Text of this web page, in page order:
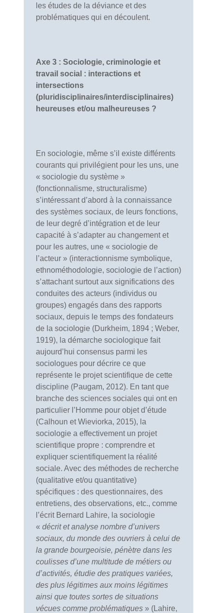
les études de la déviance et des
problématiques qui en découlent.
Axe 3 : Sociologie, criminologie et
travail social : interactions et
intersections
(pluridisciplinaires/interdisciplinaires)
heureuses et/ou malheureuses ?
En sociologie, même s’il existe différents
courants qui privilégient pour les uns, une
« sociologie du système »
(fonctionnalisme, structuralisme)
s’intéressant d’abord à la connaissance
des systèmes sociaux, de leurs fonctions,
de leur degré d’intégration et de leur
capacité à s’adapter au changement et
pour les autres, une « sociologie de
l’acteur » (interactionnisme symbolique,
ethnométhodologie, sociologie de l’action)
s’attachant surtout aux significations des
conduites des acteurs (individus ou
groupes) engagés dans des rapports
sociaux, depuis le temps des fondateurs
de la sociologie (Durkheim, 1894 ; Weber,
1919), la démarche sociologique fait
aujourd’hui consensus parmi les
sociologues pour décrire ce que
représente le projet scientifique de cette
discipline (Paugam, 2012). En tant que
branche des sciences sociales qui ont en
particulier l’Homme pour objet d’étude
(Calhoun et Wieviorka, 2015), la
sociologie a effectivement un projet
scientifique propre : comprendre et
expliquer scientifiquement la réalité
sociale. Avec des méthodes de recherche
(qualitative et/ou quantitative)
spécifiques : des questionnaires, des
entretiens, des observations, etc., comme
l’écrit Bernard Lahire, la sociologie
« décrit et analyse nombre d’univers
sociaux, du monde des ouvriers à celui de
la grande bourgeoisie, pénètre dans les
coulisses d’une multitude de métiers ou
d’activités, étudie des pratiques variées,
des plus légitimes aux moins légitimes
ainsi que toutes sortes de situations
vécues comme problématiques » (Lahire,